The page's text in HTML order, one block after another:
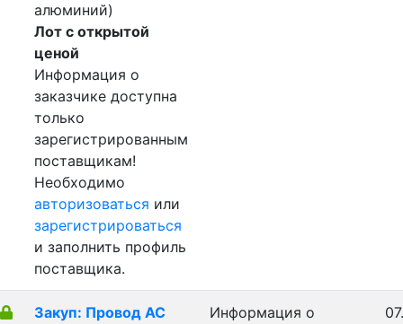
алюминий)
Лот с открытой
ценой
Информация о
заказчике доступна
только
зарегистрированным
поставщикам!
Необходимо
авторизоваться или
зарегистрироваться
и заполнить профиль
поставщика.
Закуп: Провод АС
Информация о